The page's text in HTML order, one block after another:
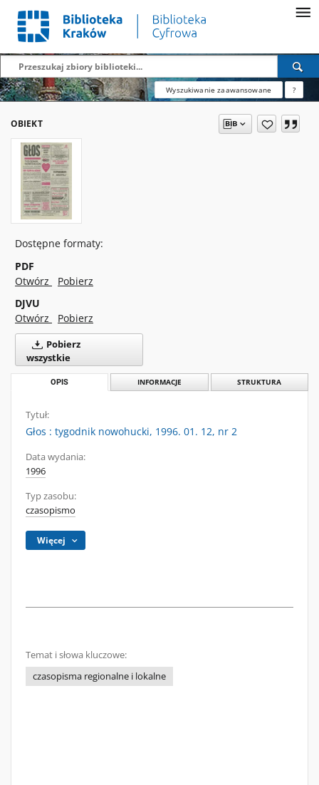
Wyszukiwanie zaawansowane ?
OBIEKT
Dostępne formaty:
PDF
Otwórz
Pobierz
DJVU
Otwórz
Pobierz
Pobierz
wszystkie
OPIS INFORMACJE STRUKTURA
Tytuł:
Głos : tygodnik nowohucki, 1996. 01. 12, nr 2
Data wydania:
1996
Typ zasobu:
czasopismo
Więcej
Temat i słowa kluczowe:
czasopisma regionalne i lokalne